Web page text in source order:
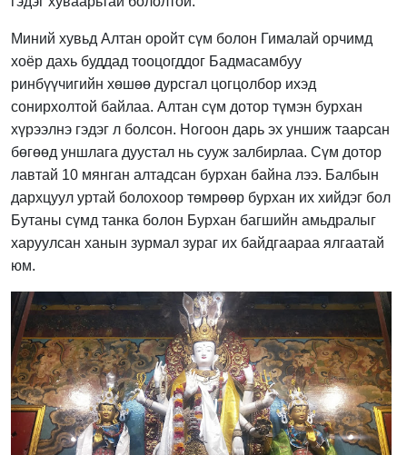
Миний хувьд Алтан оройт сүм болон Гималай орчимд
хоёр дахь буддад тооцогддог Бадмасамбуу
ринбүүчигийн хөшөө дурсгал цогцолбор ихэд
сонирхолтой байлаа. Алтан сүм дотор түмэн бурхан
хүрээлнэ гэдэг л болсон. Ногоон дарь эх уншиж таарсан
бөгөөд уншлага дуустал нь сууж залбирлаа. Сүм дотор
лавтай 10 мянган алтадсан бурхан байна лээ. Балбын
дархцуул уртай болохоор төмрөөр бурхан их хийдэг бол
Бутаны сүмд танка болон Бурхан багшийн амьдралыг
харуулсан ханын зурмал зураг их байдгаараа ялгаатай
юм.